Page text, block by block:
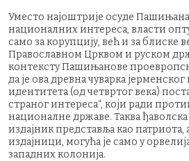
Уместо најоштрије осуде Пашињана
националних интереса, власти
само за корупцију, већ и за блиске
Православном Црквом и руском
контексту Пашињанове
да је ова древна чуварка
идентитета (од четвртог века)
страног интереса“, који ради
националне државе. Таква ђаволска
издајник представља као патриота,
издајници, могућа је само у
западних колонија.